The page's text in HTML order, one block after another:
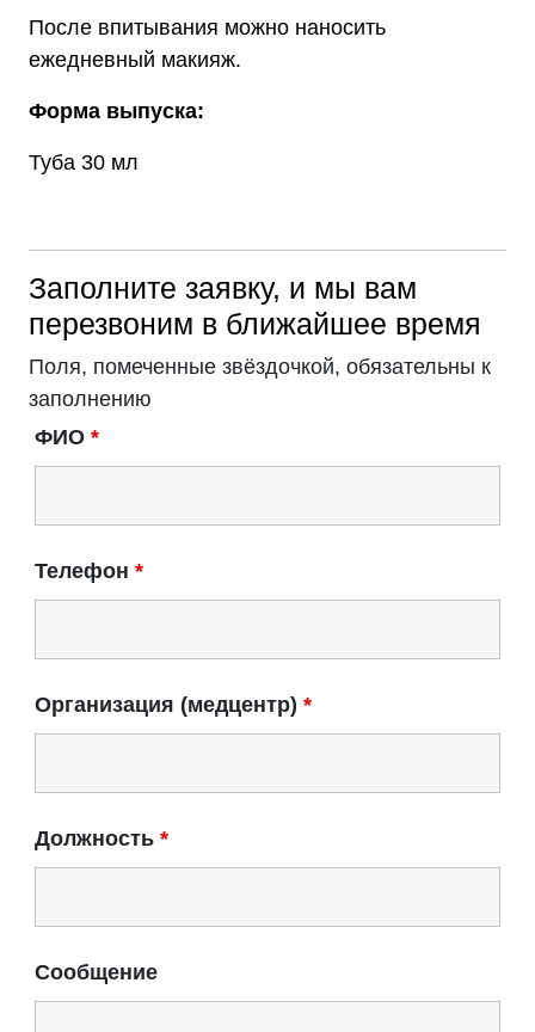
После впитывания можно наносить
ежедневный макияж.
Форма выпуска:
Туба 30 мл
Заполните заявку, и мы вам
перезвоним в ближайшее время
Поля, помеченные звёздочкой, обязательны к
заполнению
ФИО *
Телефон *
Организация (медцентр) *
Должность *
Сообщение